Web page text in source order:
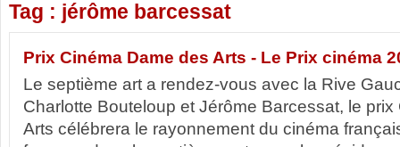
Tag : jérôme barcessat
Prix Cinéma Dame des Arts - Le Prix cinéma
Le septième art a rendez-vous avec la Rive
Charlotte Bouteloup et Jérôme Barcessat, le
Arts célébrera le rayonnement du cinéma